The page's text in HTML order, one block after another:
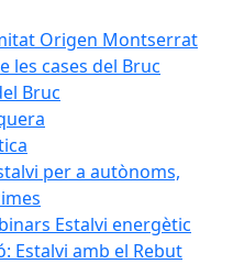
Origen Montserrat
les cases del Bruc
Bruc
per a autònoms,
Estalvi energètic
Estalvi amb el Rebut